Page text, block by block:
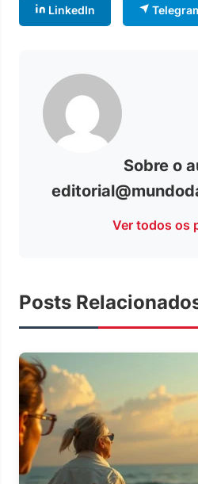
LinkedIn
Sobre o
Ver todos os
Posts